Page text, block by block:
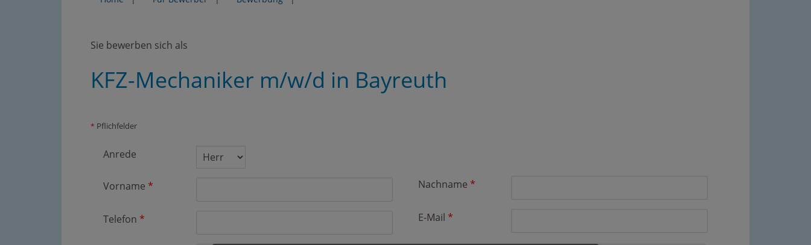
Sie bewerben sich als
KFZ-Mechaniker m/w/d in Bayreuth
* Pflichfelder
Anrede
Vorname * Nachname *
Telefon * E-Mail *